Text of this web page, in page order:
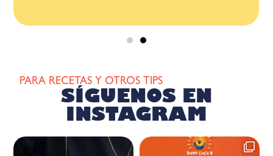
PARA RECETAS Y OTROS TIPS
SÍGUENOS EN
INSTAGRAM